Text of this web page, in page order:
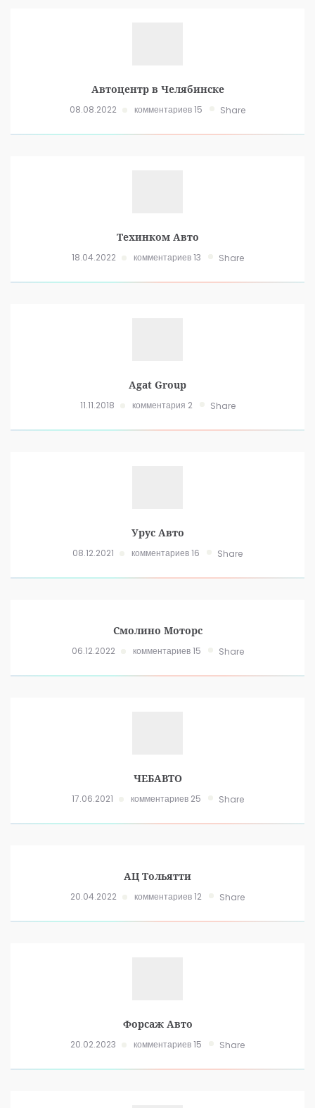
Автоцентр в Челябинске
08.08.2022 комментариев 15 Share
Техинком Авто
18.04.2022 комментариев 13 Share
Agat Group
11.11.2018 комментария 2 Share
Урус Авто
08.12.2021 комментариев 16 Share
Смолино Моторс
06.12.2022 комментариев 15 Share
ЧЕБАВТО
17.06.2021 комментариев 25 Share
АЦ Тольятти
20.04.2022 комментариев 12 Share
Форсаж Авто
20.02.2023 комментариев 15 Share